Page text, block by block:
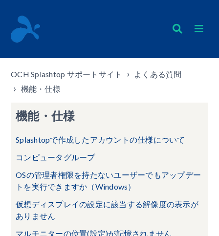
OCH Splashtop サポートサイト
よくある質問
機能・仕様
機能・仕様
Splashtopで作成したアカウントの仕様について
コンピュータグループ
OSの管理者権限を持たないユーザーでもアップデー
トを実行できますか（Windows）
仮想ディスプレイの設定に該当する解像度の表示が
ありません
マルモニターの位置(設定)が記憶されません